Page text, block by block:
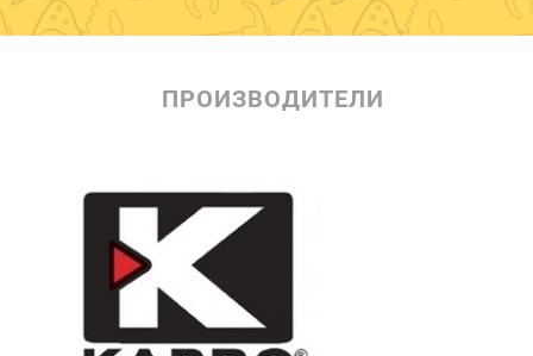
ПРОИЗВОДИТЕЛИ